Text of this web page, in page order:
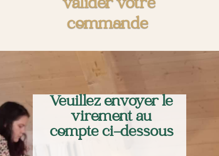
commande
Veuillez envoyer le
virement au
compte ci-dessous